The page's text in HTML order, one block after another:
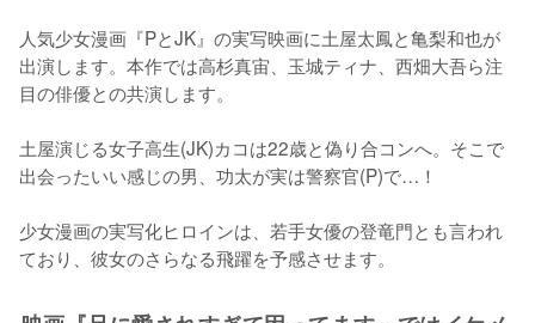
人気少女漫画『PとJK』の実写映画に土屋太鳳と亀梨和也が
出演します。本作では高杉真宙、玉城ティナ、西畑大吾ら注
目の俳優との共演します。
土屋演じる女子高生(JK)カコは22歳と偽り合コンへ。そこで
出会ったいい感じの男、功太が実は警察官(P)で…！
少女漫画の実写化ヒロインは、若手女優の登竜門とも言われ